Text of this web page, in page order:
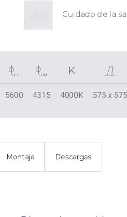
Cuidado de la
5600 4315 4000K 575 x 575
Montaje Descargas